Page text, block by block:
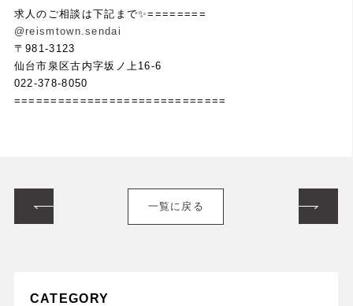
CATEGORY
求人のご相談は下記まで✨========
@reismtown.sendai
〒981-3123
仙台市泉区古内字坂ノ上16-6
022-378-8050
=============================
一覧に戻る